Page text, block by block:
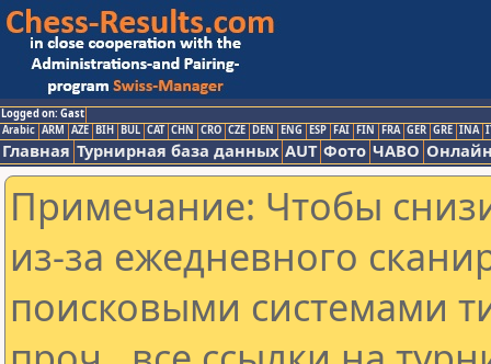
Logged on: Gast
Arabic ARM AZE BIH BUL CAT CHN CRO CZE DEN ENG ESP FAI FIN FRA GER GRE INA
Главная Турнирная база данных AUT Фото ЧАВО
Примечание: Чтобы
из-за ежедневного
поисковыми системами